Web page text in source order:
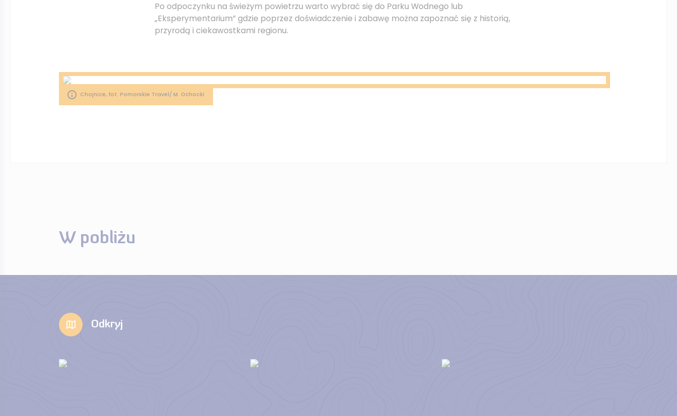
Po odpoczynku na świeżym powietrzu warto wybrać się do Parku Wodnego lub
„Eksperymentarium” gdzie poprzez doświadczenie i zabawę można zapoznać się z historią,
przyrodą i ciekawostkami regionu.
Chojnice, fot. Pomorskie Travel/ M. Ochocki
W pobliżu
Odkryj